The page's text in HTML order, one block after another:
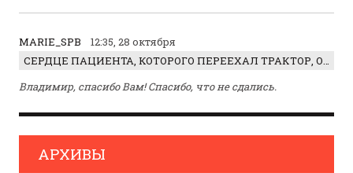
MARIE_SPB
12:35, 28 октября
СЕРДЦЕ ПАЦИЕНТА, КОТОРОГО ПЕРЕЕХАЛ ТРАКТОР, ОБНАРУЖИЛИ… В ЖИВОТЕ
Владимир, спасибо Вам! Спасибо, что не сдались.
АРХИВЫ